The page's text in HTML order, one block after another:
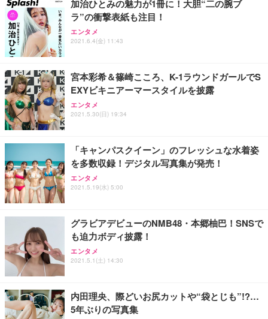
加治ひとみの魅力が1冊に！大胆“二の腕ブ
ラ”の衝撃表紙も注目！
エンタメ
2021.6.4(金) 11:43
宮本彩希＆篠崎こころ、K-1ラウンドガールでS
EXYビキニアーマースタイルを披露
エンタメ
2021.5.30(日) 19:34
「キャンパスクイーン」のフレッシュな水着姿
を多数収録！デジタル写真集が発売！
エンタメ
2021.5.19(水) 5:00
グラビアデビューのNMB48・本郷柚巴！SNSで
も迫力ボディ披露！
エンタメ
2021.5.1(土) 14:30
内田理央、際どいお尻カットや“袋とじも”!?…
5年ぶりの写真集